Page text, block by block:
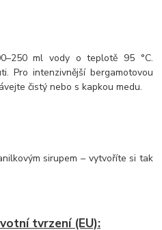
ml vody o teplotě 95 °C.
Pro intenzivnější bergamotovou
čistý nebo s kapkou medu.
sirupem – vytvoříte si tak
tvrzení (EU):